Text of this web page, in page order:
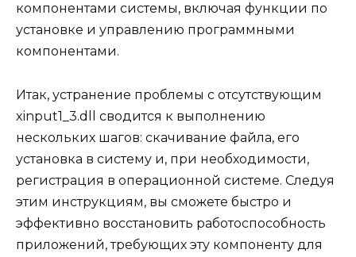
компонентами системы, включая функции по
установке и управлению программными
компонентами.
Итак, устранение проблемы с отсутствующим
xinput1_3.dll сводится к выполнению
нескольких шагов: скачивание файла, его
установка в систему и, при необходимости,
регистрация в операционной системе. Следуя
этим инструкциям, вы сможете быстро и
эффективно восстановить работоспособность
приложений, требующих эту компоненту для